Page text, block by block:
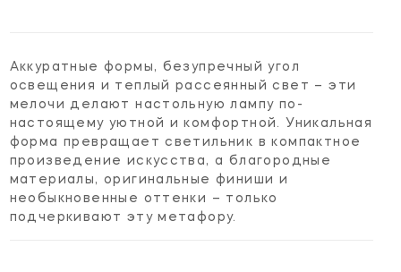
Аккуратные формы, безупречный угол
освещения и теплый рассеянный свет – эти
мелочи делают настольную лампу по-
настоящему уютной и комфортной. Уникальная
форма превращает светильник в компактное
произведение искусства, а благородные
материалы, оригинальные финиши и
необыкновенные оттенки – только
подчеркивают эту метафору.